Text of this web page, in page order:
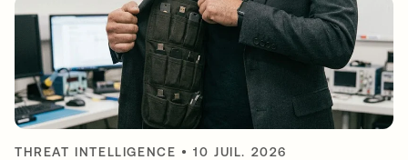
THREAT INTELLIGENCE •10 JUIL. 2026